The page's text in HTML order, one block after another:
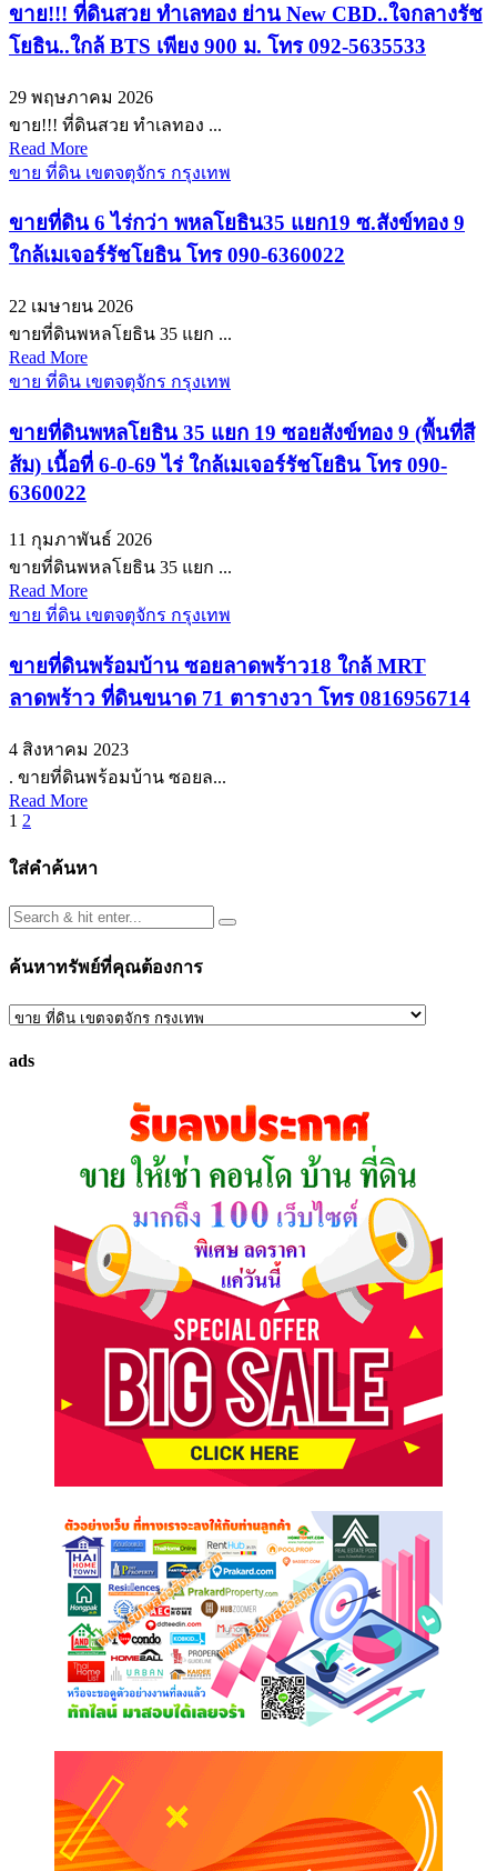
ขาย!!! ที่ดินสวย ทำเลทอง ย่าน New CBD..ใจกลางรัช
โยธิน..ใกล้ BTS เพียง 900 ม. โทร 092-5635533
29 พฤษภาคม 2026
ขาย!!! ที่ดินสวย ทำเลทอง ...
Read More
ขาย ที่ดิน เขตจตุจักร กรุงเทพ
ขายที่ดิน 6 ไร่กว่า พหลโยธิน35 แยก19 ซ.สังข์ทอง 9
ใกล้เมเจอร์รัชโยธิน โทร 090-6360022
22 เมษายน 2026
ขายที่ดินพหลโยธิน 35 แยก ...
Read More
ขาย ที่ดิน เขตจตุจักร กรุงเทพ
ขายที่ดินพหลโยธิน 35 แยก 19 ซอยสังข์ทอง 9 (พื้นที่สี
ส้ม) เนื้อที่ 6‑0‑69 ไร่ ใกล้เมเจอร์รัชโยธิน โทร 090-
6360022
11 กุมภาพันธ์ 2026
ขายที่ดินพหลโยธิน 35 แยก ...
Read More
ขาย ที่ดิน เขตจตุจักร กรุงเทพ
ขายที่ดินพร้อมบ้าน ซอยลาดพร้าว18 ใกล้ MRT
ลาดพร้าว ที่ดินขนาด 71 ตารางวา โทร 0816956714
4 สิงหาคม 2023
. ขายที่ดินพร้อมบ้าน ซอยล...
Read More
Posts
pagination
1 2
ใส่คำค้นหา
ค้นหาทรัพย์ที่คุณต้องการ
ค้นหา
ที่
ads